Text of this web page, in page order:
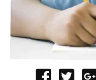
Share
Tweet